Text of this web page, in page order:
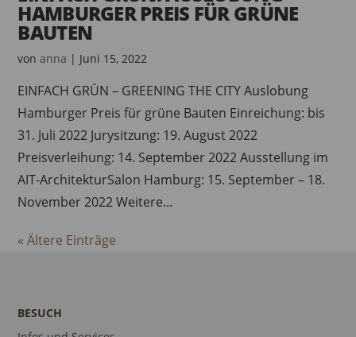
HAMBURGER PREIS FÜR GRÜNE
BAUTEN
vonanna | Juni 15, 2022
EINFACH GRÜN – GREENING THE CITY Auslobung
Hamburger Preis für grüne Bauten Einreichung: bis
31. Juli 2022 Jurysitzung: 19. August 2022
Preisverleihung: 14. September 2022 Ausstellung im
AIT-ArchitekturSalon Hamburg: 15. September – 18.
November 2022 Weitere...
« Ältere Einträge
BESUCH